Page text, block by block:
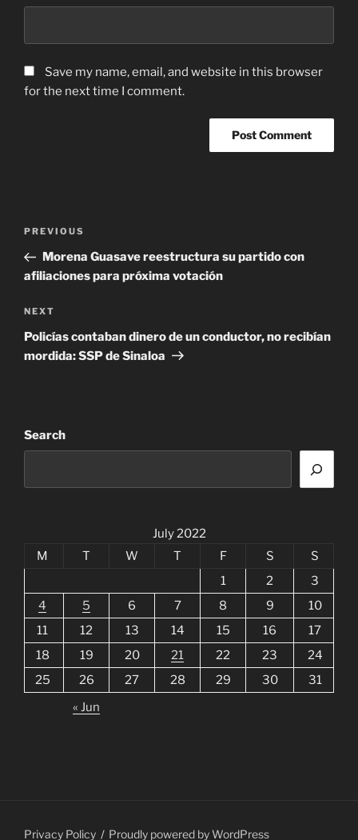
Save my name, email, and website in this browser
for the next time I comment.
Previous
Post
PREVIOUS
Morena Guasave reestructura su partido con
afiliaciones para próxima votación
Next
Post
NEXT
Policías contaban dinero de un conductor, no recibían
mordida: SSP de Sinaloa
Search
July 2022
M
T W T F S
S
1
2
3
4
5 6 7 8 9
10
11
12 13 14 15 16
17
18
19 20 21 22 23
24
25
26 27 28 29 30
31
« Jun
Privacy Policy Proudly powered by WordPress